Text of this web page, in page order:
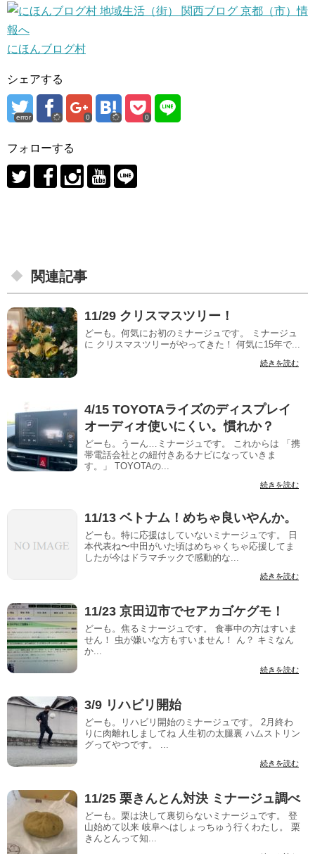
にほんブログ村
シェアする
error 0 0
フォローする
関連記事
11/29 クリスマスツリー！
どーも。何気にお初のミナージュです。 ミナージュ
に クリスマスツリーがやってきた！ 何気に15年で...
続きを読む
4/15 TOYOTAライズのディスプレイ
オーディオ使いにくい。慣れか？
どーも。うーん…ミナージュです。 これからは 「携
帯電話会社との紐付きあるナビになっていきま
す。」 TOYOTAの...
続きを読む
11/13 ベトナム！めちゃ良いやんか。
どーも。特に応援はしていないミナージュです。 日
本代表ね〜中田がいた頃はめちゃくちゃ応援してま
したが今はドラマチックで感動的な...
続きを読む
11/23 京田辺市でセアカゴケグモ！
どーも。焦るミナージュです。 食事中の方はすいま
せん！ 虫が嫌いな方もすいません！ ん？ キミなん
か...
続きを読む
3/9 リハビリ開始
どーも。リハビリ開始のミナージュです。 2月終わ
りに肉離れしましてね 人生初の太腿裏 ハムストリン
グってやつです。 ...
続きを読む
11/25 栗きんとん対決 ミナージュ調べ
どーも。栗は決して裏切らないミナージュです。 登
山始めて以来 岐阜へはしょっちゅう行くわたし。 栗
きんとんって知...